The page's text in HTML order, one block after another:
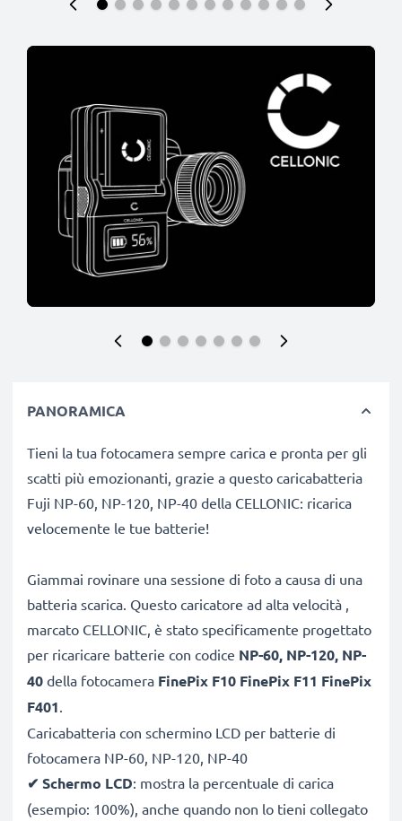
PANORAMICA
Tieni la tua fotocamera sempre carica e pronta per gli
scatti più emozionanti, grazie a questo caricabatteria
Fuji NP-60, NP-120, NP-40 della CELLONIC: ricarica
velocemente le tue batterie!
Giammai rovinare una sessione di foto a causa di una
batteria scarica. Questo caricatore ad alta velocità ,
marcato CELLONIC, è stato specificamente progettato
per ricaricare batterie con codice NP-60, NP-120, NP-
40 della fotocamera FinePix F10 FinePix F11 FinePix
F401.
Caricabatteria con schermino LCD per batterie di
fotocamera NP-60, NP-120, NP-40
✔ Schermo LCD: mostra la percentuale di carica
(esempio: 100%), anche quando non lo tieni collegato